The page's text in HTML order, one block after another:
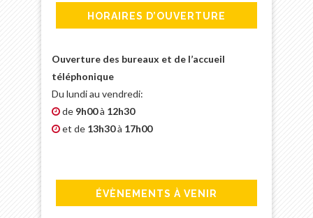
HORAIRES D’OUVERTURE
Ouverture des bureaux et de l’accueil
téléphonique
Du lundi au vendredi:
de 9h00à 12h30
et de 13h30à 17h00
ÉVÈNEMENTS À VENIR